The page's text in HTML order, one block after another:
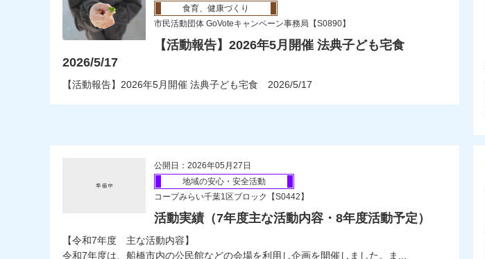
食育、健康づくり
市民活動団体 GoVoteキャンペーン事務局【S0890】
【活動報告】2026年5月開催 法典子ども宅食
2026/5/17
【活動報告】2026年5月開催 法典子ども宅食 2026/5/17
公開日：2026年05月27日
地域の安心・安全活動
コープみらい千葉1区ブロック【S0442】
活動実績（7年度主な活動内容・8年度活動予定）
【令和7年度 主な活動内容】
令和7年度は、船橋市内の公民館などの会場を利用し企画を開催しました。ま...